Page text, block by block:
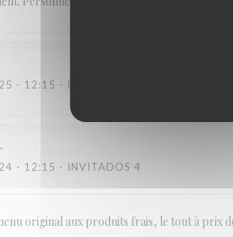
- 12:15 - INVITADOS 2
- 12:15 - INVITADOS 4
original aux produits frais, le tout à prix